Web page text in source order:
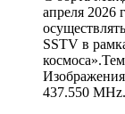
апреля 2026
SSTV в
Изображения
437.550